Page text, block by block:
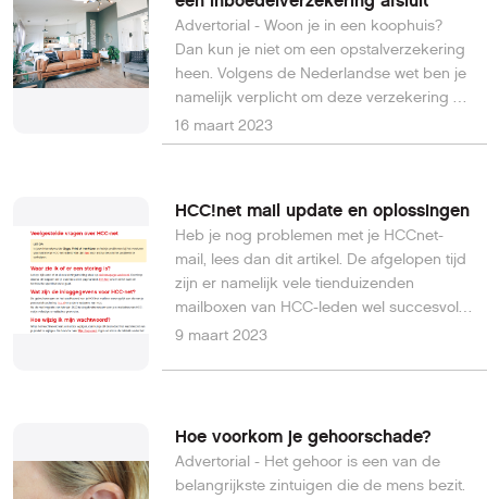
Advertorial - Woon je in een koophuis?
Dan kun je niet om een opstalverzekering
heen. Volgens de Nederlandse wet ben je
namelijk verplicht om deze verzekering af
te sluiten. Voor een inboedelverzekering
geldt dit niet. Toch is het wel verstandig
binnen de dekking van een
opstalverzekering. Reden genoeg om een
extra verzekering af te sluiten als je het
ons vraagt. Voordat je dit doet, wil je
ongetwijfeld eerst wat meer weten over
een inboedelverzekering. In deze tekst
16 maart 2023
HCC!net mail update en oplossingen
Heb je nog problemen met je HCCnet-
mail, lees dan dit artikel. De afgelopen tijd
zijn er namelijk vele tienduizenden
mailboxen van HCC-leden wel succesvol
overgezet naar een nieuw mailplatform,
9 maart 2023
Hoe voorkom je gehoorschade?
Advertorial - Het gehoor is een van de
belangrijkste zintuigen die de mens bezit.